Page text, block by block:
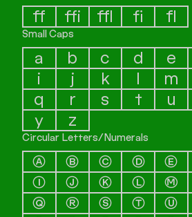
ﬀ ﬃ ﬄ ﬁ ﬂ
Small Caps
a b c d e
i
j k l m
q
r s t u
y
z
Circular Letters/Numerals
Ⓐ Ⓑ Ⓒ Ⓓ Ⓔ
Ⓘ
Ⓙ Ⓚ Ⓛ Ⓜ
Ⓠ
Ⓡ Ⓢ Ⓣ Ⓤ